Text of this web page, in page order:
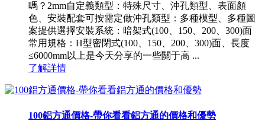
嗎？2mm自定義類型：特殊尺寸、沖孔類型、表面顏
色、安裝配套可按需定做沖孔類型：多種模型、多種圖
案提供選擇安裝系統：暗架式(100、150、200、300)面
常用規格：H型密閉式(100、150、200、300)面、長度
≤6000mm以上是今天分享的一些關于高 ...
了解詳情
100鋁方通價格-帶你看看鋁方通的價格和優勢